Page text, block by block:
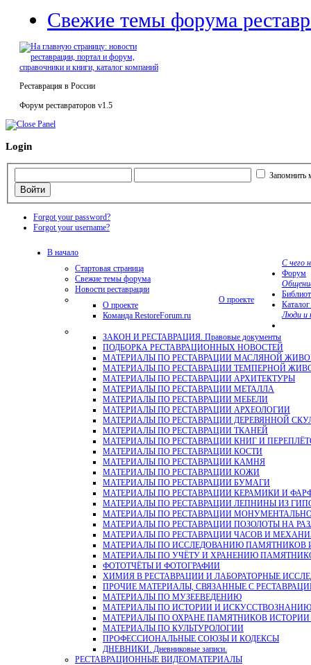
Свежие темы форума
Реставрация в России
Форум реставраторов v1.5
Login
Запомнить
Forgot your password?
Forgot your username?
В начало
С чего
Стартовая страница
Свежие темы форума
Новости реставрации
О проекте
О проекте
Команда RestoreForum.ru
Форум
ЗАКОН И РЕСТАВРАЦИЯ. Правовые документы
ПОДБОРКА РЕСТАВРАЦИОННЫХ НОВОСТЕЙ
МАТЕРИАЛЫ ПО РЕСТАВРАЦИИ МАСЛЯНОЙ
МАТЕРИАЛЫ ПО РЕСТАВРАЦИИ ТЕМПЕРНОЙ
МАТЕРИАЛЫ ПО РЕСТАВРАЦИИ АРХИТЕКТУРЫ
МАТЕРИАЛЫ ПО РЕСТАВРАЦИИ МЕТАЛЛА
МАТЕРИАЛЫ ПО РЕСТАВРАЦИИ МЕБЕЛИ
МАТЕРИАЛЫ ПО РЕСТАВРАЦИИ АРХЕОЛОГИИ
МАТЕРИАЛЫ ПО РЕСТАВРАЦИИ ДЕРЕВЯННОЙ
МАТЕРИАЛЫ ПО РЕСТАВРАЦИИ ТКАНЕЙ
МАТЕРИАЛЫ ПО РЕСТАВРАЦИИ КНИГ И
МАТЕРИАЛЫ ПО РЕСТАВРАЦИИ КОСТИ
МАТЕРИАЛЫ ПО РЕСТАВРАЦИИ КАМНЯ
МАТЕРИАЛЫ ПО РЕСТАВРАЦИИ КОЖИ
МАТЕРИАЛЫ ПО РЕСТАВРАЦИИ БУМАГИ
МАТЕРИАЛЫ ПО РЕСТАВРАЦИИ КЕРАМИКИ И
МАТЕРИАЛЫ ПО РЕСТАВРАЦИИ ЛЕПНИНЫ ИЗ ГИПСА
МАТЕРИАЛЫ ПО РЕСТАВРАЦИИ
МАТЕРИАЛЫ ПО РЕСТАВРАЦИИ ПОЗОЛОТЫ НА
МАТЕРИАЛЫ ПО РЕСТАВРАЦИИ ЧАСОВ И
МАТЕРИАЛЫ ПО ИССЛЕДОВАНИЮ ПАМЯТНИКОВ
МАТЕРИАЛЫ ПО УЧЁТУ И ХРАНЕНИЮ
ФОТОТЧЁТЫ И ФОТОГРАФИИ
ХИМИЯ В РЕСТАВРАЦИИ И ЛАБОРАТОРНЫЕ
ПРОЧИЕ МАТЕРИАЛЫ, СВЯЗАННЫЕ С
МАТЕРИАЛЫ ПО МУЗЕЕВЕДЕНИЮ
МАТЕРИАЛЫ ПО ИСТОРИИ И ИСКУССТВОЗНАНИЮ
МАТЕРИАЛЫ ПО ОХРАНЕ ПАМЯТНИКОВ ИСТОРИИ
МАТЕРИАЛЫ ПО КУЛЬТУРОЛОГИИ
ПРОФЕССИОНАЛЬНЫЕ СОЮЗЫ И КОДЕКСЫ
ДНЕВНИКИ. Дневниковые записи.
РЕСТАВРАЦИОННЫЕ ВИДЕОМАТЕРИАЛЫ
Люди и